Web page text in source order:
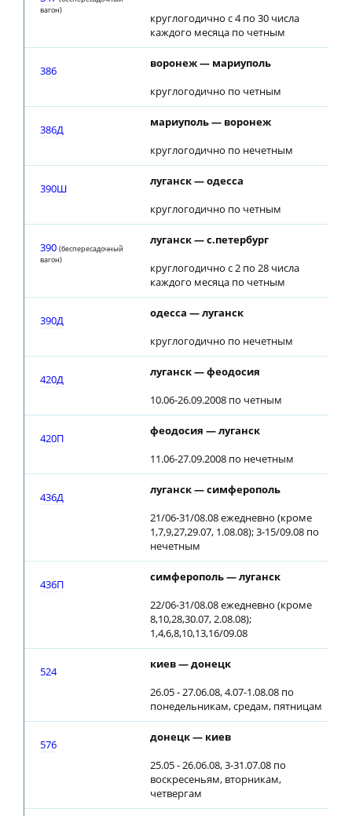
вагон)
круглогодично с 4 по 30 числа
каждого месяца по четным
386
воронеж — мариуполь
круглогодично по четным
386Д
мариуполь — воронеж
круглогодично по нечетным
390Ш
луганск — одесса
круглогодично по четным
390 (беспересадочный
вагон)
луганск — с.петербург
круглогодично с 2 по 28 числа
каждого месяца по четным
390Д
одесса — луганск
круглогодично по нечетным
420Д
луганск — феодосия
10.06-26.09.2008 по четным
420П
феодосия — луганск
11.06-27.09.2008 по нечетным
436Д
луганск — симферополь
21/06-31/08.08 ежедневно (кроме
1,7,9,27,29.07, 1.08.08); 3-15/09.08 по
нечетным
436П
симферополь — луганск
22/06-31/08.08 ежедневно (кроме
8,10,28,30.07, 2.08.08);
1,4,6,8,10,13,16/09.08
524
киев — донецк
26.05 - 27.06.08, 4.07-1.08.08 по
понедельникам, средам, пятницам
576
донецк — киев
25.05 - 26.06.08, 3-31.07.08 по
воскресеньям, вторникам,
четвергам